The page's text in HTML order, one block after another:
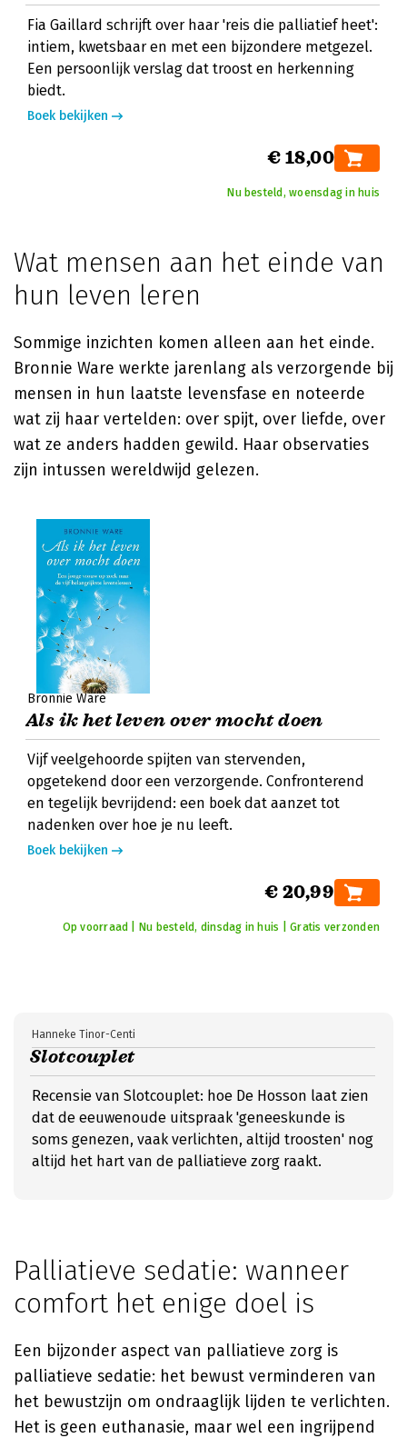
Fia Gaillard schrijft over haar 'reis die palliatief heet':
intiem, kwetsbaar en met een bijzondere metgezel.
Een persoonlijk verslag dat troost en herkenning
biedt.
Boek bekijken
€ 18,00
Nu besteld, woensdag in huis
Wat mensen aan het einde van
hun leven leren
Sommige inzichten komen alleen aan het einde.
Bronnie Ware werkte jarenlang als verzorgende bij
mensen in hun laatste levensfase en noteerde
wat zij haar vertelden: over spijt, over liefde, over
wat ze anders hadden gewild. Haar observaties
zijn intussen wereldwijd gelezen.
Bronnie Ware
Als ik het leven over mocht doen
Vijf veelgehoorde spijten van stervenden,
opgetekend door een verzorgende. Confronterend
en tegelijk bevrijdend: een boek dat aanzet tot
nadenken over hoe je nu leeft.
Boek bekijken
€ 20,99
Op voorraad | Nu besteld, dinsdag in huis | Gratis verzonden
Slotcouplet
Hanneke Tinor-Centi
Recensie van Slotcouplet: hoe De Hosson laat zien
dat de eeuwenoude uitspraak 'geneeskunde is
soms genezen, vaak verlichten, altijd troosten' nog
altijd het hart van de palliatieve zorg raakt.
Palliatieve sedatie: wanneer
comfort het enige doel is
Een bijzonder aspect van palliatieve zorg is
palliatieve sedatie: het bewust verminderen van
het bewustzijn om ondraaglijk lijden te verlichten.
Het is geen euthanasie, maar wel een ingrijpend